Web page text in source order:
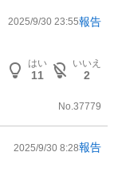
2025/9/30 23:55報告
はい
11
いいえ
2
No.37779
2025/9/30 8:28報告